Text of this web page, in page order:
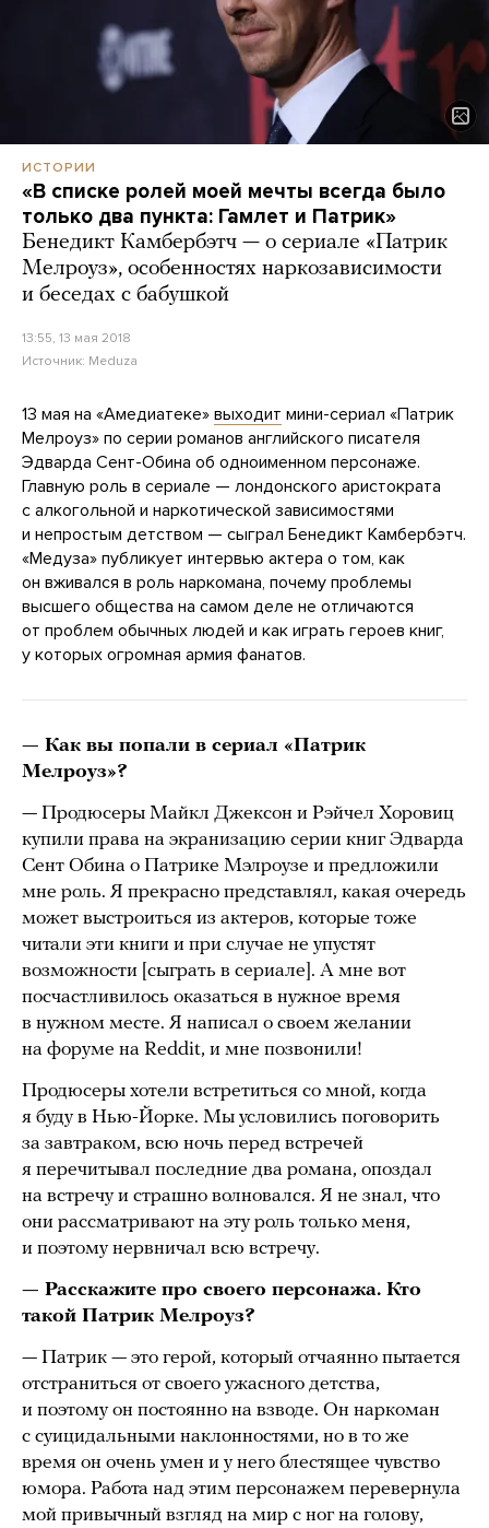
ИСТОРИИ
«В списке ролей моей мечты всегда было
только два пункта: Гамлет и Патрик»
Бенедикт Камбербэтч — о сериале «Патрик
Мелроуз», особенностях наркозависимости
и беседах с бабушкой
13:55, 13 мая 2018
Источник: Meduza
13 мая на «Амедиатеке» выходит мини-сериал «Патрик
Мелроуз» по серии романов английского писателя
Эдварда Сент-Обина об одноименном персонаже.
Главную роль в сериале — лондонского аристократа
с алкогольной и наркотической зависимостями
и непростым детством — сыграл Бенедикт Камбербэтч.
«Медуза» публикует интервью актера о том, как
он вживался в роль наркомана, почему проблемы
высшего общества на самом деле не отличаются
от проблем обычных людей и как играть героев книг,
у которых огромная армия фанатов.
— Как вы попали в сериал «Патрик
Мелроуз»?
— Продюсеры Майкл Джексон и Рэйчел Хоровиц
купили права на экранизацию серии книг Эдварда
Сент Обина о Патрике Мэлроузе и предложили
мне роль. Я прекрасно представлял, какая очередь
может выстроиться из актеров, которые тоже
читали эти книги и при случае не упустят
возможности [сыграть в сериале]. А мне вот
посчастливилось оказаться в нужное время
в нужном месте. Я написал о своем желании
на форуме на Reddit, и мне позвонили!
Продюсеры хотели встретиться со мной, когда
я буду в Нью-Йорке. Мы условились поговорить
за завтраком, всю ночь перед встречей
я перечитывал последние два романа, опоздал
на встречу и страшно волновался. Я не знал, что
они рассматривают на эту роль только меня,
и поэтому нервничал всю встречу.
— Расскажите про своего персонажа. Кто
такой Патрик Мелроуз?
— Патрик — это герой, который отчаянно пытается
отстраниться от своего ужасного детства,
и поэтому он постоянно на взводе. Он наркоман
с суицидальными наклонностями, но в то же
время он очень умен и у него блестящее чувство
юмора. Работа над этим персонажем перевернула
мой привычный взгляд на мир с ног на голову,